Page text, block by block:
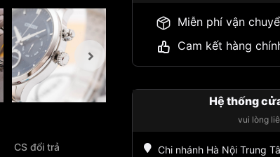
CS đổi trả
Miễn phí vận
Cam kết hàng
Hệ thống
vui lòng
Chi nhánh Hà Nội Trung